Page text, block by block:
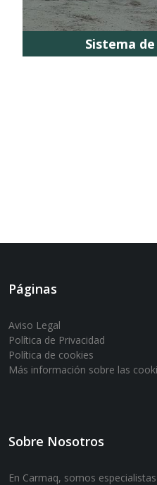
Sistema
Páginas
Aviso Legal
Política de Privacidad
Política de cookies
Más información sobre las
Sobre Nosotros
En Carmaq, somos